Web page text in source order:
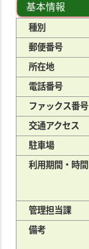
基本情報
種別
郵便番号
所在地
電話番号
ファックス番号
交通アクセス
駐車場
利用期間・時間
管理担当課
備考